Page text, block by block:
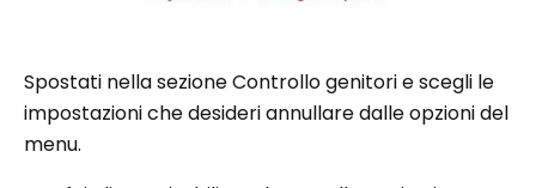
Spostati nella sezione Controllo genitori e scegli le
impostazioni che desideri annullare dalle opzioni del
menu.